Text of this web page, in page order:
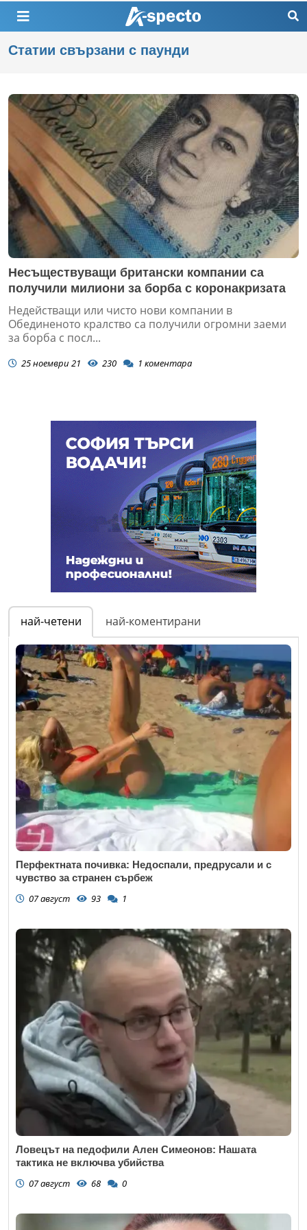
Статии свързани с паунди
Несъществуващи британски компании са
получили милиони за борба с коронакризата
Недействащи или чисто нови компании в
Обединеното кралство са получили огромни заеми
за борба с посл...
25 ноември 21 230 1 коментара
най-четени най-коментирани
Перфектната почивка: Недоспали, предрусали и с
чувство за странен сърбеж
07 август 93 1
Ловецът на педофили Ален Симеонов: Нашата
тактика не включва убийства
07 август 68 0